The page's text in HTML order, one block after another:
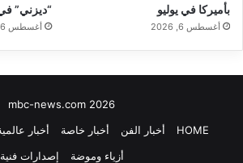
بأميركا في يوليو
أغسطس 6, 2026
“ديزني” في
أغسطس 6, 2026
mbc-news.com 2026
HOME
أخبار الفن أخبار خاصة أخبار
أزياء وموضة
إصدارات فنية